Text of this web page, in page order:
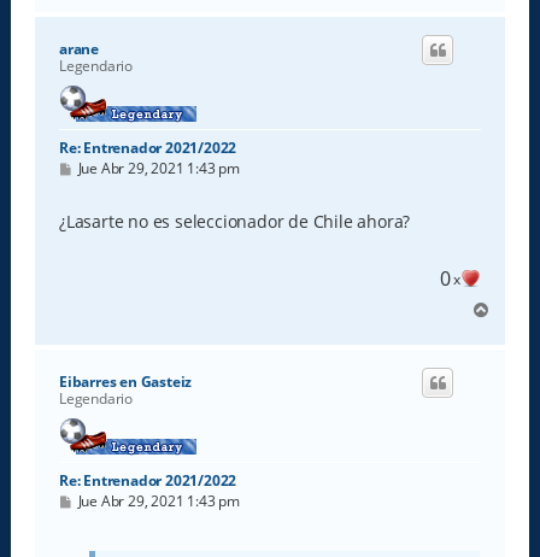
r
arane
Legendario
Re: Entrenador 2021/2022
M
s
a
Jue Abr 29, 2021 1:43 pm
¿Lasarte no es seleccionador de Chile ahora?
0x
r
Eibarres en Gasteiz
Legendario
Re: Entrenador 2021/2022
M
Jue Abr 29, 2021 1:43 pm